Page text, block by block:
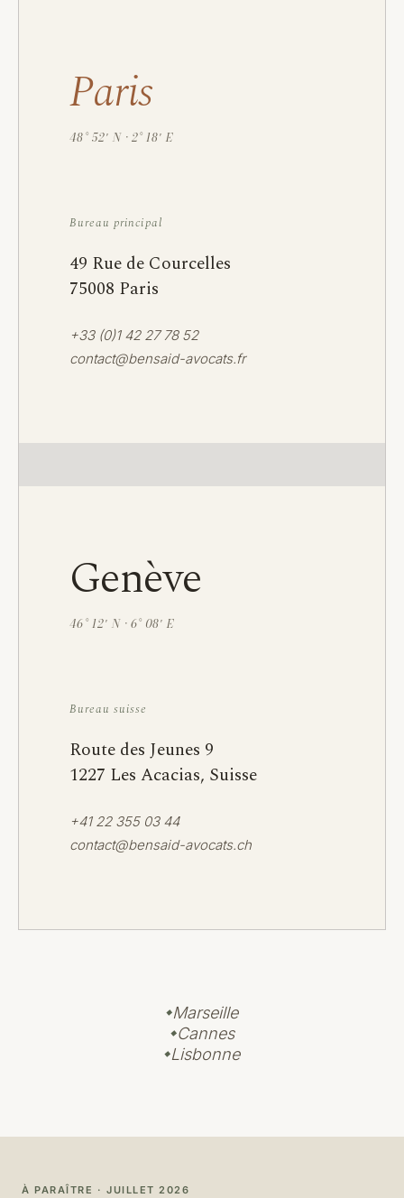
Paris
48° 52′ N · 2° 18′ E
Bureau principal
49 Rue de Courcelles
75008 Paris
+33 (0)1 42 27 78 52
contact@bensaid-avocats.fr
Genève
46° 12′ N · 6° 08′ E
Bureau suisse
Route des Jeunes 9
1227 Les Acacias, Suisse
+41 22 355 03 44
contact@bensaid-avocats.ch
Marseille
Cannes
Lisbonne
À PARAÎTRE · JUILLET 2026